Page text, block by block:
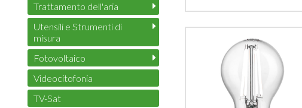
Trattamento dell'aria
Utensili e Strumenti di
misura
Fotovoltaico
Videocitofonia
TV-Sat